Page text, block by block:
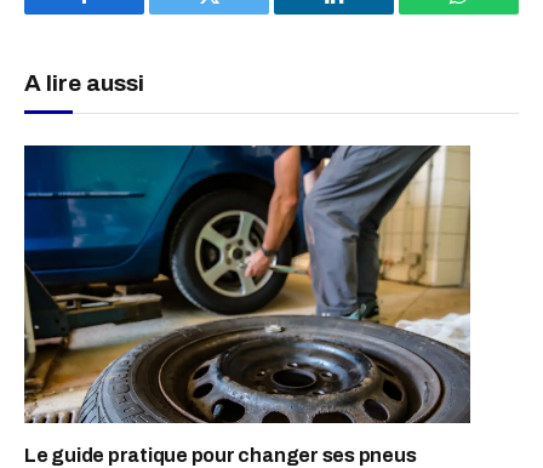
Facebook Twitter LinkedIn
A lire aussi
Le guide pratique pour changer ses pneus